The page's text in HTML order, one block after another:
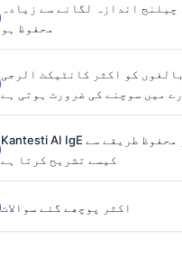
اندازہ لگانے سے زیادہ
محفوظ ہو
کو اکثر کانٹیکٹ الرجی
میں سوچنے کی ضرورت ہوتی ہے
Kantesti AI IgE کے نتائج کو محفوظ طریقے سے
کیسے تشریح کرتا ہے
اکثر پوچھے گئے سوالات